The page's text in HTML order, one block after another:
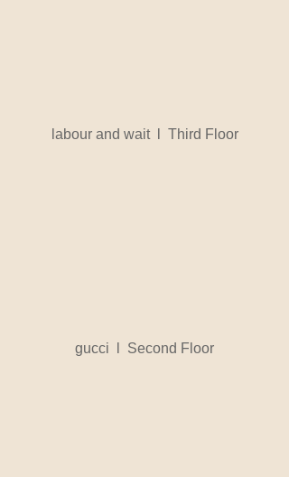
labour and wait  l  Third Floor
gucci  l  Second Floor